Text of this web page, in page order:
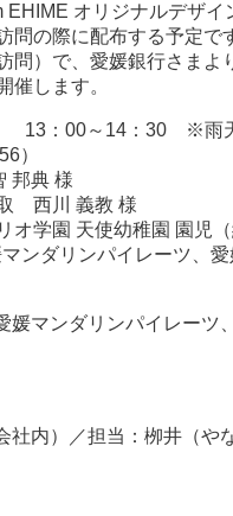
EHIME オリジナルデザ
問の際に配布する予定
問）で、愛媛銀行さま
催します。
13：00～14：30 ※雨
）
邦典 様
義教 様
幼稚園 園児（約
レーツ、愛媛オレ
媛マンダリンパイレー
内）／担当：栁井（や